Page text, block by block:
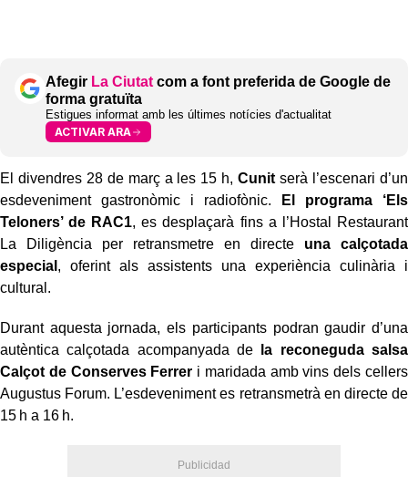
Afegir La Ciutatcom a font preferida de Google de
forma gratuïta
Estigues informat amb les últimes notícies d'actualitat
ACTIVAR ARA
El divendres 28 de març a les 15 h,Cunitserà l’escenari d’un
esdeveniment gastronòmic i radiofònic.
El programa ‘Els
Teloners’ de RAC1, es desplaçarà fins a l’Hostal Restaurant
La Diligència per retransmetre en directe una calçotada
especial , oferint als assistents una experiència culinària i
cultural.
Durant aquesta jornada, els participants podran gaudir d’una
autèntica calçotada acompanyada de
la reconeguda salsa
Calçot de Conserves Ferrer i maridada amb vins dels cellers
Augustus Forum. L’esdeveniment es retransmetrà en directe de
15 h a 16 h.